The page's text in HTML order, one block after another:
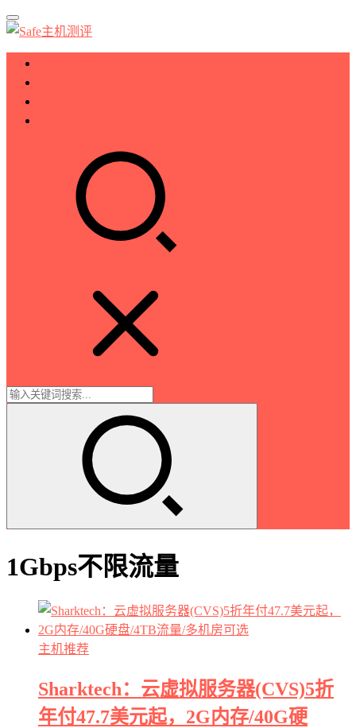
1Gbps不限流量
主机推荐
Sharktech：云虚拟服务器(CVS)5折
年付47.7美元起，2G内存/40G硬